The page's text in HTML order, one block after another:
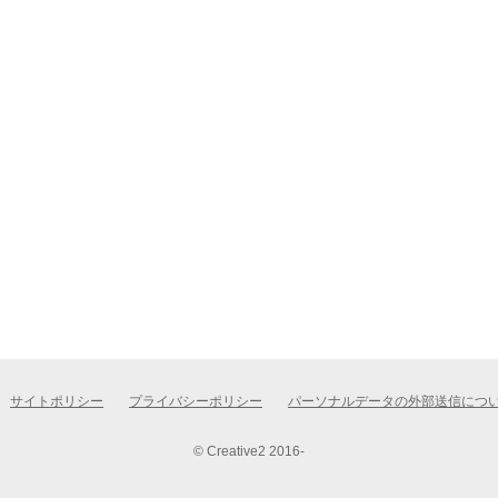
サイトポリシー プライバシーポリシー パーソナルデータの外部送信につ
© Creative2 2016-